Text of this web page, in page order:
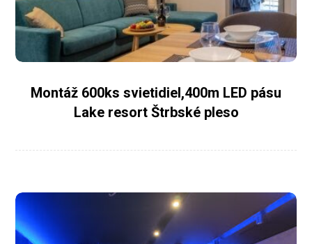
Montáž 600ks svietidiel,400m LED pásu
Lake resort Štrbské pleso